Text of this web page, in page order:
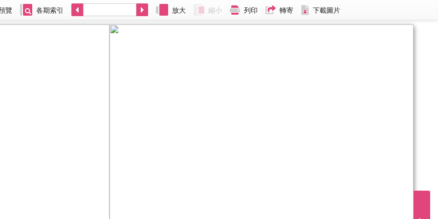
覽 各期索引 放大 縮小 列印 轉寄 下載圖片